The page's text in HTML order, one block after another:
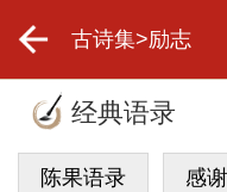
古诗集>励志
经典语录
陈果语录 感